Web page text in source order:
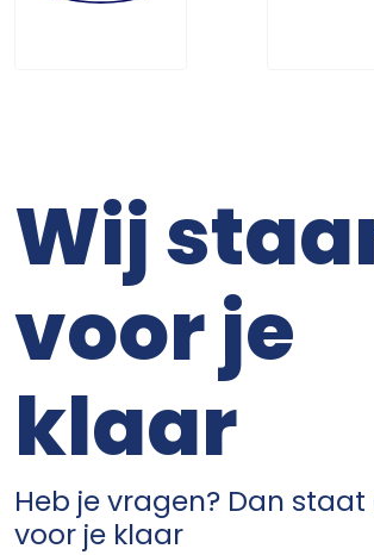
Wij
voor je
klaar
Heb je vragen? Dan
voor je klaar